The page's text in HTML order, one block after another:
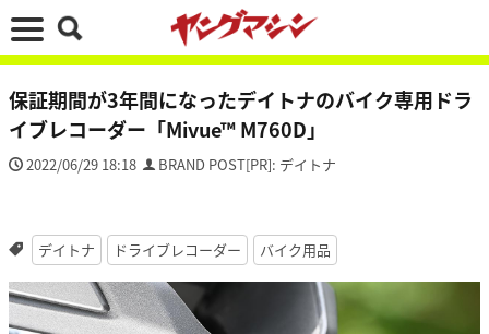
保証期間が3年間になったデイトナのバイク専用ドラ
イブレコーダー「Mivue™ M760D」
2022/06/29 18:18 BRAND POST[PR]: デイトナ
デイトナ ドライブレコーダー バイク用品